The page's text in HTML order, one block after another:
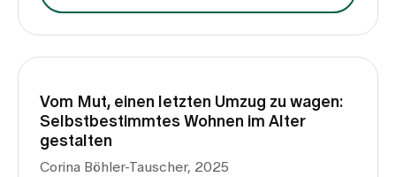
Vom Mut, einen letzten Umzug zu wagen:
Selbstbestimmtes Wohnen im Alter
gestalten
Corina Böhler-Tauscher, 2025